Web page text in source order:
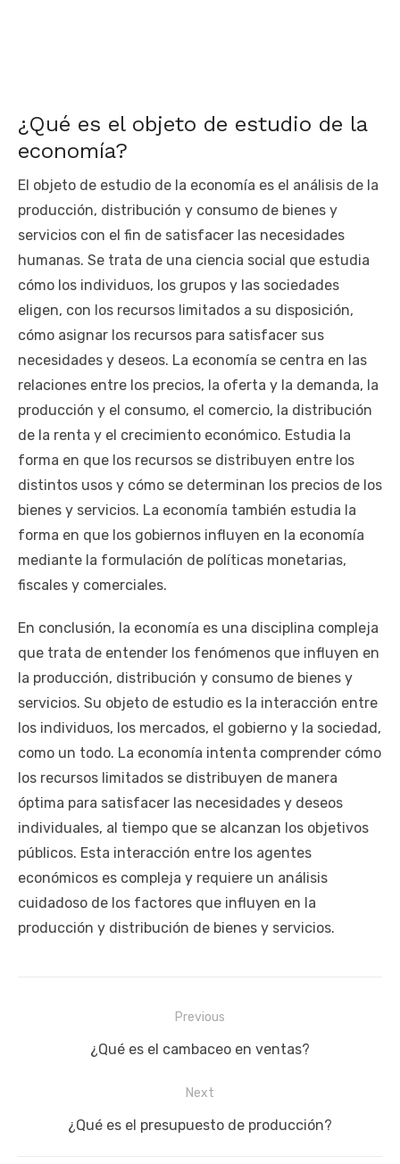
¿Qué es el objeto de estudio de la
economía?
El objeto de estudio de la economía es el análisis de la
producción, distribución y consumo de bienes y
servicios con el fin de satisfacer las necesidades
humanas. Se trata de una ciencia social que estudia
cómo los individuos, los grupos y las sociedades
eligen, con los recursos limitados a su disposición,
cómo asignar los recursos para satisfacer sus
necesidades y deseos. La economía se centra en las
relaciones entre los precios, la oferta y la demanda, la
producción y el consumo, el comercio, la distribución
de la renta y el crecimiento económico. Estudia la
forma en que los recursos se distribuyen entre los
distintos usos y cómo se determinan los precios de los
bienes y servicios. La economía también estudia la
forma en que los gobiernos influyen en la economía
mediante la formulación de políticas monetarias,
fiscales y comerciales.
En conclusión, la economía es una disciplina compleja
que trata de entender los fenómenos que influyen en
la producción, distribución y consumo de bienes y
servicios. Su objeto de estudio es la interacción entre
los individuos, los mercados, el gobierno y la sociedad,
como un todo. La economía intenta comprender cómo
los recursos limitados se distribuyen de manera
óptima para satisfacer las necesidades y deseos
individuales, al tiempo que se alcanzan los objetivos
públicos. Esta interacción entre los agentes
económicos es compleja y requiere un análisis
cuidadoso de los factores que influyen en la
producción y distribución de bienes y servicios.
Previous
Previous
¿Qué es el cambaceo en ventas?
Next
Next
¿Qué es el presupuesto de producción?